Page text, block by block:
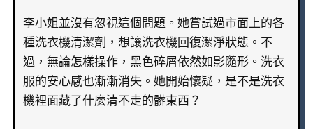
李小姐並沒有忽視這個問題。她嘗試過市面上的各
種洗衣機清潔劑，想讓洗衣機回復潔淨狀態。不
過，無論怎樣操作，黑色碎屑依然如影隨形。洗衣
服的安心感也漸漸消失。她開始懷疑，是不是洗衣
機裡面藏了什麼清不走的髒東西？